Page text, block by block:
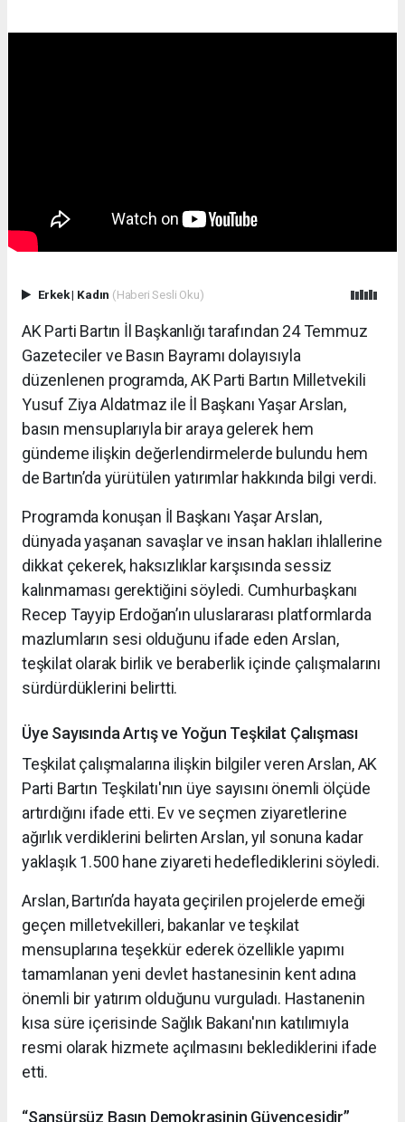
Erkek| Kadın (Haberi Sesli Oku)
AK Parti Bartın İl Başkanlığı tarafından 24 Temmuz
Gazeteciler ve Basın Bayramı dolayısıyla
düzenlenen programda, AK Parti Bartın Milletvekili
Yusuf Ziya Aldatmaz ile İl Başkanı Yaşar Arslan,
basın mensuplarıyla bir araya gelerek hem
gündeme ilişkin değerlendirmelerde bulundu hem
de Bartın’da yürütülen yatırımlar hakkında bilgi verdi.
Programda konuşan İl Başkanı Yaşar Arslan,
dünyada yaşanan savaşlar ve insan hakları ihlallerine
dikkat çekerek, haksızlıklar karşısında sessiz
kalınmaması gerektiğini söyledi. Cumhurbaşkanı
Recep Tayyip Erdoğan’ın uluslararası platformlarda
mazlumların sesi olduğunu ifade eden Arslan,
teşkilat olarak birlik ve beraberlik içinde çalışmalarını
sürdürdüklerini belirtti.
Üye Sayısında Artış ve Yoğun Teşkilat Çalışması
Teşkilat çalışmalarına ilişkin bilgiler veren Arslan, AK
Parti Bartın Teşkilatı'nın üye sayısını önemli ölçüde
artırdığını ifade etti. Ev ve seçmen ziyaretlerine
ağırlık verdiklerini belirten Arslan, yıl sonuna kadar
yaklaşık 1.500 hane ziyareti hedeflediklerini söyledi.
Arslan, Bartın’da hayata geçirilen projelerde emeği
geçen milletvekilleri, bakanlar ve teşkilat
mensuplarına teşekkür ederek özellikle yapımı
tamamlanan yeni devlet hastanesinin kent adına
önemli bir yatırım olduğunu vurguladı. Hastanenin
kısa süre içerisinde Sağlık Bakanı'nın katılımıyla
resmi olarak hizmete açılmasını beklediklerini ifade
etti.
“Sansürsüz Basın Demokrasinin Güvencesidir”